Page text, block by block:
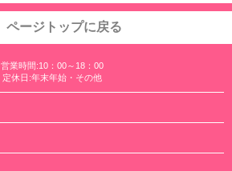
ページトップに戻る
営業時間:10：00～18：00
定休日:年末年始・その他